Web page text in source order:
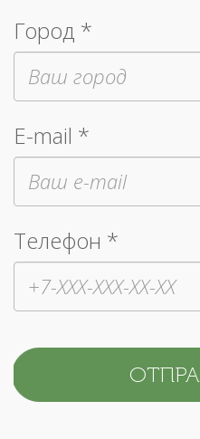
Город *
E-mail *
Телефон *